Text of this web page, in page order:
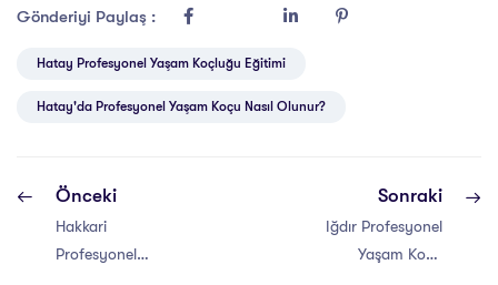
Gönderiyi Paylaş :
Hatay Profesyonel Yaşam Koçluğu Eğitimi
Hatay'da Profesyonel Yaşam Koçu Nasıl Olunur?
Önceki
Hakkari
Profesyonel
Sonraki
Iğdır Profesyonel
Yaşam Koçu